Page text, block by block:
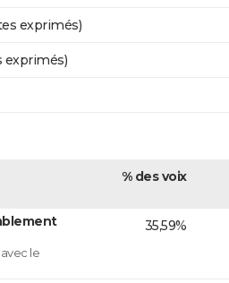
exprimés)
exprimés)
% des voix
le
35,59%